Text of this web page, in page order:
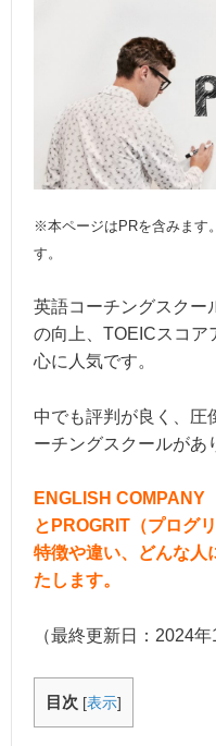
※本ページはPRを含みます
す。
英語コーチングスクー
の向上、TOEICスコア
心に人気です。
中でも評判が良く、圧
ーチングスクールがあ
ENGLISH COMPANY
とPROGRIT（プログ
特徴や違い、どんな人
たします。
（最終更新日： 2024年
目次 [表示]